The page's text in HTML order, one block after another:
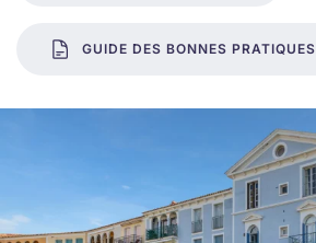
GUIDE DES BONNES PRATIQUES